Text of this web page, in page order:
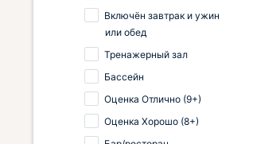
Включён завтрак и ужин
или обед
Тренажерный зал
Бассейн
Оценка Отлично (9+)
Оценка Хорошо (8+)